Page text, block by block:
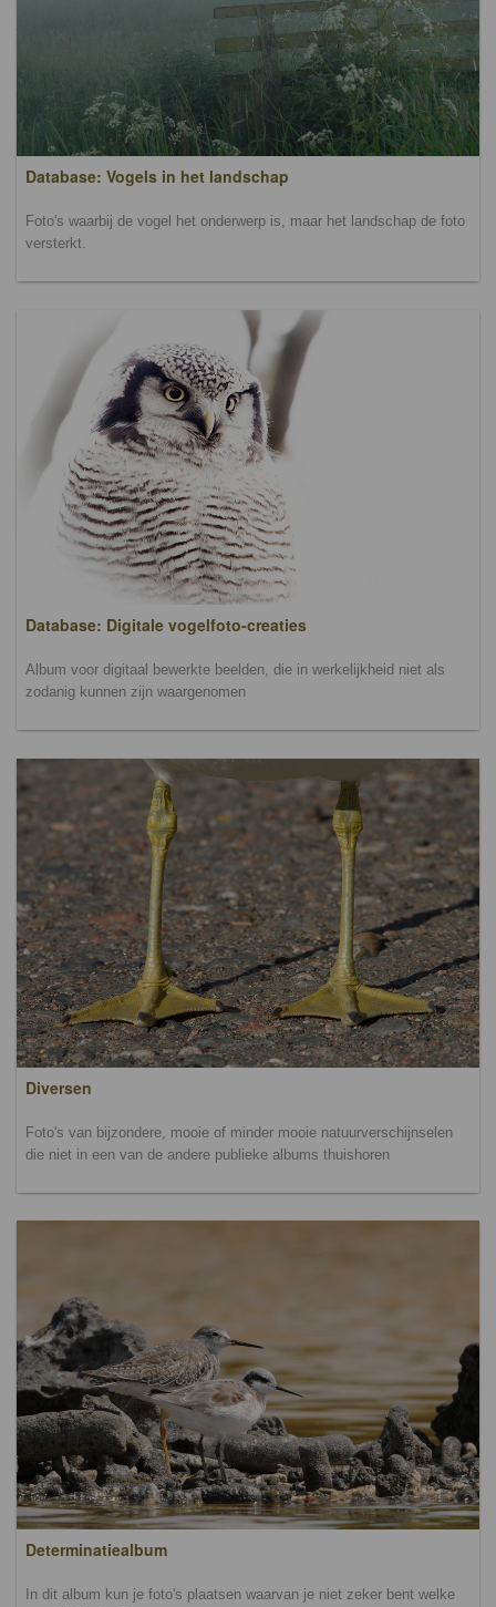
Database: Vogels in het landschap
Foto's waarbij de vogel het onderwerp is, maar het landschap de foto
versterkt.
Database: Digitale vogelfoto-creaties
Album voor digitaal bewerkte beelden, die in werkelijkheid niet als
zodanig kunnen zijn waargenomen
Diversen
Foto's van bijzondere, mooie of minder mooie natuurverschijnselen
die niet in een van de andere publieke albums thuishoren
Determinatiealbum
In dit album kun je foto's plaatsen waarvan je niet zeker bent welke